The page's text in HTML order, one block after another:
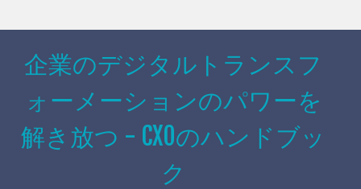
企業のデジタルトランスフ
ォーメーションのパワーを
解き放つ - CXOのハンドブッ
ク